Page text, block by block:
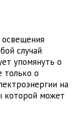
случай
упомянуть о
только о
на
которой может